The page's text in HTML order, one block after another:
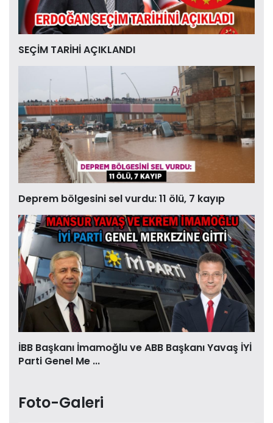
SEÇİM TARİHİ AÇIKLANDI
Deprem bölgesini sel vurdu: 11 ölü, 7 kayıp
İBB Başkanı İmamoğlu ve ABB Başkanı Yavaş İYİ
Parti Genel Me ...
Foto-Galeri